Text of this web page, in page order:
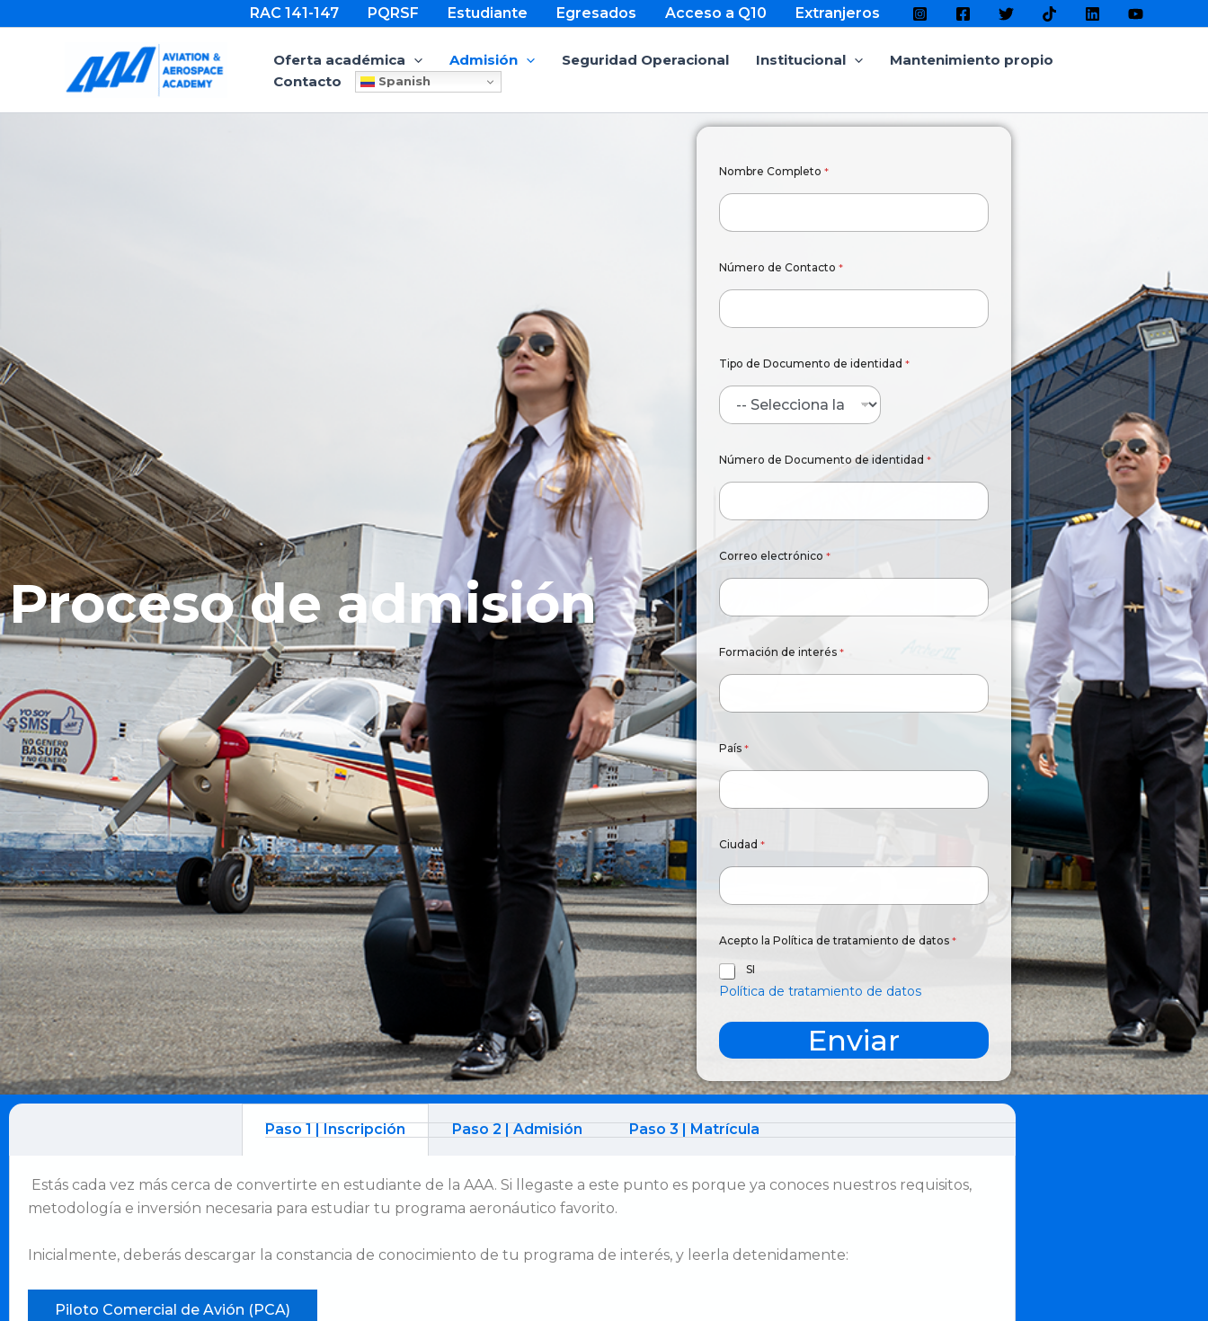
al
RAC 141-147 PQRSF Estudiante Egresados Acceso a Q10 Extranjeros
Oferta académica Admisión Seguridad Operacional Institucional
Mantenimiento propio
Contacto
Spanish
Proceso de admisión
Nombre Completo *
Número de Contacto *
Tipo de Documento de identidad *
Número de Documento de identidad *
Correo electrónico *
Formación de interés *
a
d
*
País *
Ciudad *
Acepto la Política de tratamiento de datos *
SI
Política de tratamiento de datos
Enviar
Paso 1 | Inscripción Paso 2 | Admisión Paso 3 | Matrícula
Estás cada vez más cerca de convertirte en estudiante de la AAA. Si llegaste a este punto es porque ya conoces nuestros requisitos,
metodología e inversión necesaria para estudiar tu programa aeronáutico favorito.
Inicialmente, deberás descargar la constancia de conocimiento de tu programa de interés, y leerla detenidamente: